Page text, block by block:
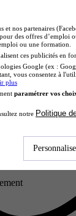
et nos partenaires
des offres d’emploi
ou une formation.
ces publicités en
Google (ex :
vous consentez à
plus
paramétrer vos
notre Politique